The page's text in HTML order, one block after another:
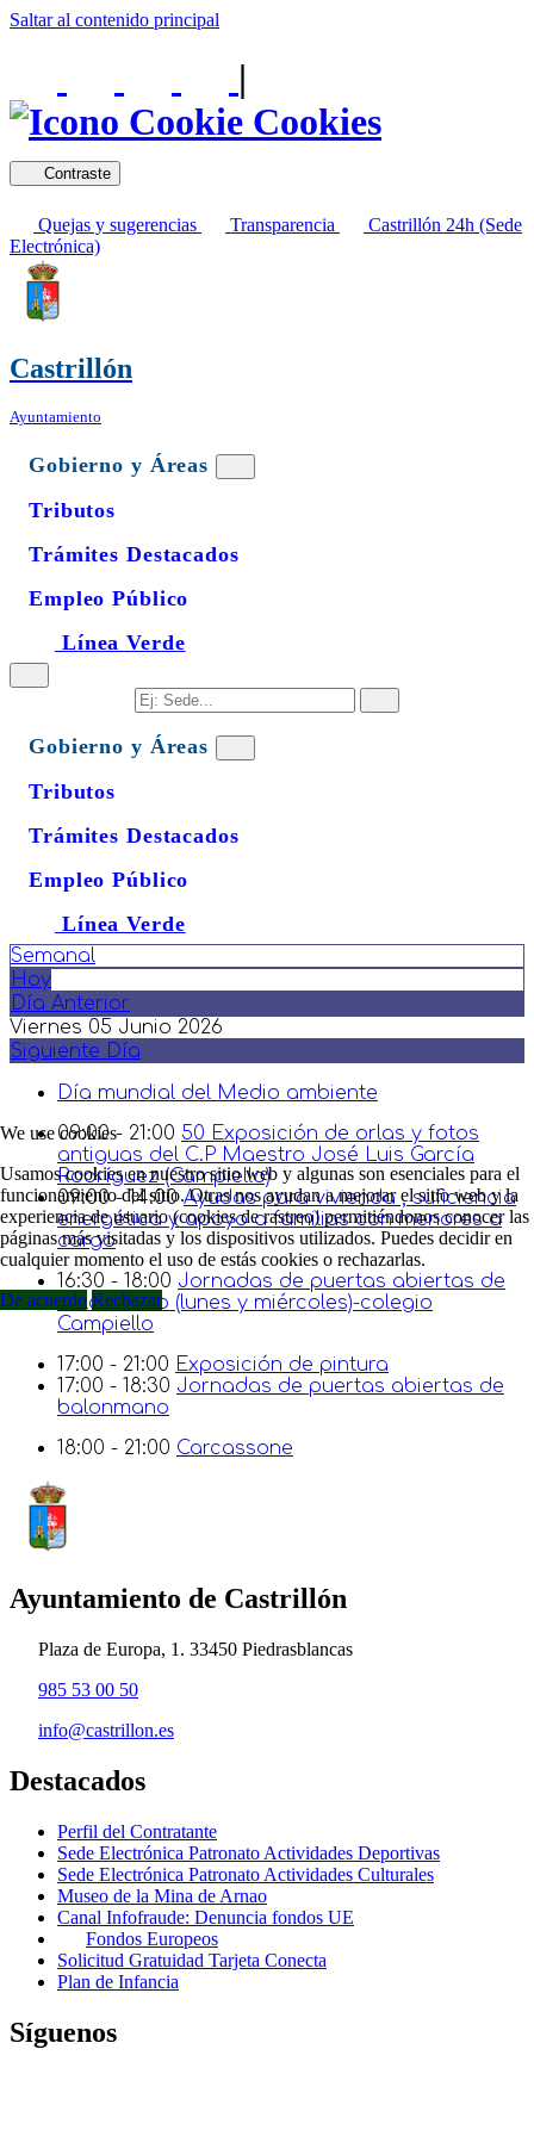
Saltar al contenido principal
|
Cookies
Contraste
Quejas y sugerencias Transparencia
Castrillón 24h (Sede
Electrónica)
Castrillón
Ayuntamiento
Gobierno y Áreas
Tributos
Trámites Destacados
Empleo Público
Línea Verde
Gobierno y Áreas
Tributos
Trámites Destacados
Empleo Público
Línea Verde
Semanal
Hoy
Día Anterior
Viernes 05 Junio 2026
Siguiente Día
Día mundial del Medio ambiente
09:00 - 21:00 50 Exposición de orlas y fotos
antiguas del C.P Maestro José Luis García
Rodríguez (Campiello)
09:00 - 14:00Ayudas para vivienda , suficiencia
energética y apoyo a familias con menores a
cargo
16:30 - 18:00 Jornadas de puertas abiertas de
balonmano (lunes y miércoles)-colegio
Campiello
17:00 - 21:00 Exposición de pintura
17:00 - 18:30 Jornadas de puertas abiertas de
balonmano
18:00 - 21:00 Carcassone
Ayuntamiento de Castrillón
Plaza de Europa, 1. 33450 Piedrasblancas
985 53 00 50
info@castrillon.es
Destacados
Perfil del Contratante
Sede Electrónica Patronato Actividades Deportivas
Sede Electrónica Patronato Actividades Culturales
Museo de la Mina de Arnao
Canal Infofraude: Denuncia fondos UE
Fondos Europeos
Solicitud Gratuidad Tarjeta Conecta
Plan de Infancia
Síguenos
We use cookies
Usamos cookies en nuestro sitio web y algunas son esenciales para el
funcionamiento del sitio. Otras nos ayudan a mejorar el sitio web y la
experiencia de usuario (cookies de rastreo) permitiéndonos conocer las
páginas más visitadas y los dispositivos utilizados. Puedes decidir en
cualquier momento el uso de estás cookies o rechazarlas.
De acuerdo Rechazar